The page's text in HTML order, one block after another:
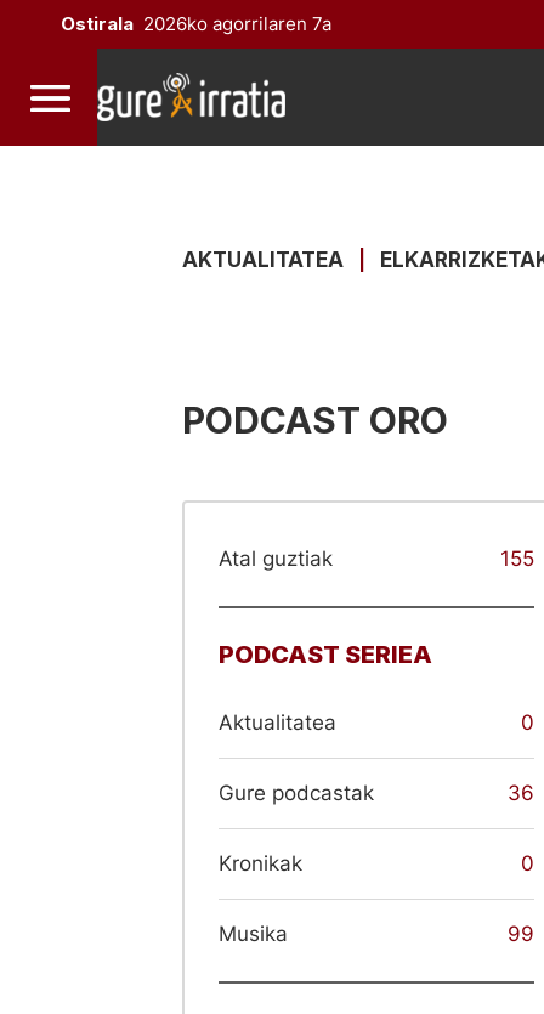
Ostirala 2026ko agorrilaren 7a
AKTUALITATEA
PODCAST ORO
Atal guztiak 155
PODCAST SERIEA
Aktualitatea 0
Gure podcastak 36
Kronikak 0
Musika 99